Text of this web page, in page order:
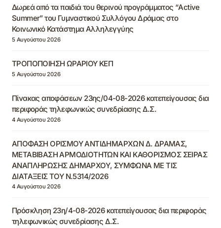
Δωρεά από τα παιδιά του θερινού προγράμματος “Active
Summer” του Γυμναστικού Συλλόγου Δράμας στο
Κοινωνικό Κατάστημα Αλληλεγγύης
5 Αυγούστου 2026
ΤΡΟΠΟΠΟΙΗΣΗ ΩΡΑΡΙΟΥ ΚΕΠ
5 Αυγούστου 2026
Πίνακας αποφάσεων 23ης/04-08-2026 κατεπείγουσας δια
περιφοράς τηλεφωνικώς συνεδρίασης Δ.Σ.
4 Αυγούστου 2026
ΑΠΟΦΑΣΗ ΟΡΙΣΜΟΥ ΑΝΤΙΔΗΜΑΡΧΩΝ Δ. ΔΡΑΜΑΣ,
ΜΕΤΑΒΙΒΑΣΗ ΑΡΜΟΔΙΟΤΗΤΩΝ ΚΑΙ ΚΑΘΟΡΙΣΜΟΣ ΣΕΙΡΑΣ
ΑΝΑΠΛΗΡΩΣΗΣ ΔΗΜΑΡΧΟΥ, ΣΥΜΦΩΝΑ ΜΕ ΤΙΣ
ΔΙΑΤΑΞΕΙΣ ΤΟΥ Ν.5314/2026
4 Αυγούστου 2026
Πρόσκληση 23η/4-08-2026 κατεπείγουσας δια περιφοράς
τηλεφωνικώς συνεδρίασης Δ.Σ.